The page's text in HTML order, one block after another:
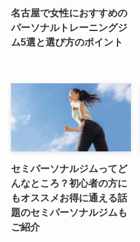
名古屋で女性におすすめの
パーソナルトレーニングジ
ム5選と選び方のポイント
セミパーソナルジムってど
んなところ？初心者の方に
もオススメお得に通える話
題のセミパーソナルジムも
ご紹介